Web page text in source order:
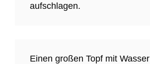
aufschlagen.
Einen großen Topf mit Wasser